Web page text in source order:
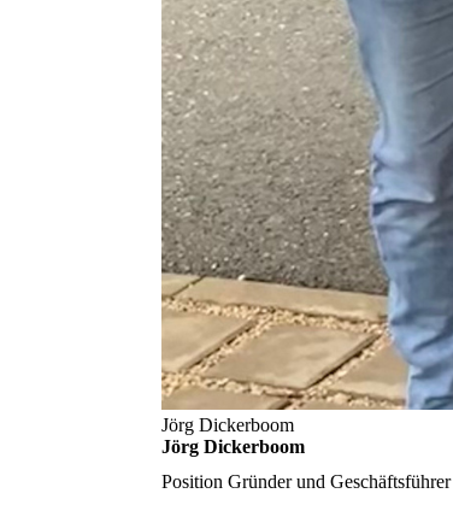
Jörg Dickerboom
Jörg Dickerboom
PositionGründer und Geschäftsführer